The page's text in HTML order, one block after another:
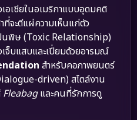
อเชียในอเมริกาแบบอุดมคติ
จะตีแผ่ความเห็นแก่ตัว
นพิษ (Toxic Relationship)
จ็บแสบและเปี่ยมด้วยอารมณ์
สำหรับคอภาพยนตร์
driven) สไตล์งาน
Fleabagและคนที่รักการดู